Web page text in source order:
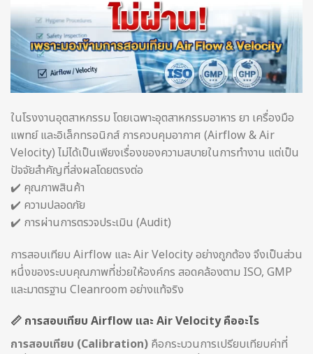
ในโรงงานอุตสาหกรรม โดยเฉพาะอุตสาหกรรมอาหาร ยา เครื่องมือ
แพทย์ และอิเล็กทรอนิกส์ การควบคุมอากาศ (Airflow & Air
Velocity) ไม่ได้เป็นเพียงเรื่องของความสบายในการทำงาน แต่เป็น
ปัจจัยสำคัญที่ส่งผลโดยตรงต่อ
✔️ คุณภาพสินค้า
✔️ ความปลอดภัย
✔️ การผ่านการตรวจประเมิน (Audit)
การสอบเทียบ Airflow และ Air Velocity อย่างถูกต้อง จึงเป็นส่วน
หนึ่งของระบบคุณภาพที่ช่วยให้องค์กร สอดคล้องตาม ISO, GMP
และมาตรฐาน Cleanroom อย่างแท้จริง
📏 การสอบเทียบ Airflow และ Air Velocity คืออะไร
การสอบเทียบ (Calibration) คือกระบวนการเปรียบเทียบค่าที่